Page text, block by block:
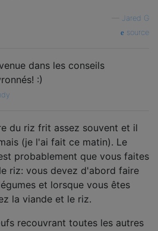
Jared G
source
dans les conseils
:)
du riz frit assez souvent et il
(je l'ai fait ce matin). Le
probablement que vous faites
riz: vous devez d'abord faire
et lorsque vous êtes
la viande et le riz.
recouvrant toutes les autres